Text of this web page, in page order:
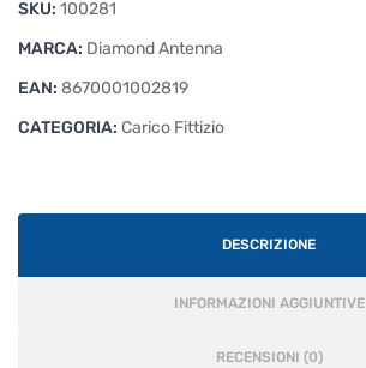
SKU: 100281
MARCA: Diamond Antenna
EAN: 8670001002819
CATEGORIA: Carico Fittizio
DESCRIZIONE
INFORMAZIONI AGGIUNTIVE
RECENSIONI (0)